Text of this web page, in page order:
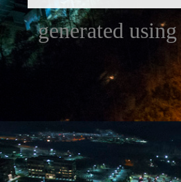
generated using